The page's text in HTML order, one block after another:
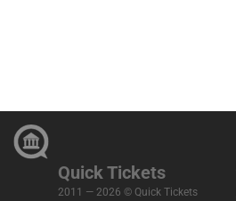
Quick Tickets
2011 — 2026 © Quick Tickets